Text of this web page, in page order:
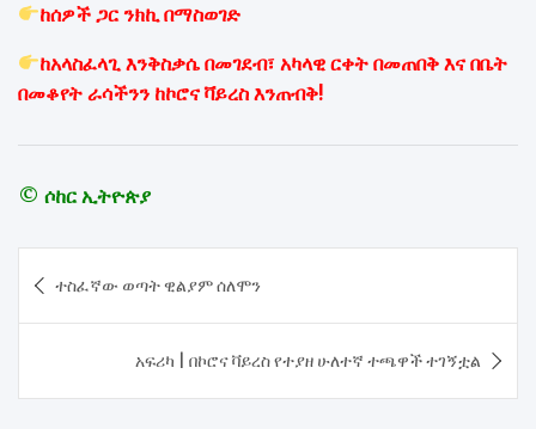
ከሰዎች ጋር ንክኪ በማስወገድ
ከአላስፈላጊ እንቅስቃሴ በመገደብ፣ አካላዊ ርቀት በመጠበቅ እና በቤት
በመቆየት ራሳችንን ከኮሮና ቫይረስ እንጠብቅ!
© ሶከር ኢትዮጵያ
navigation
ተስፈኛው ወጣት ዊልያም ሰለሞን
አፍሪካ | በኮሮና ቫይረስ የተያዘ ሁለተኛ ተጫዋች ተገኝቷል